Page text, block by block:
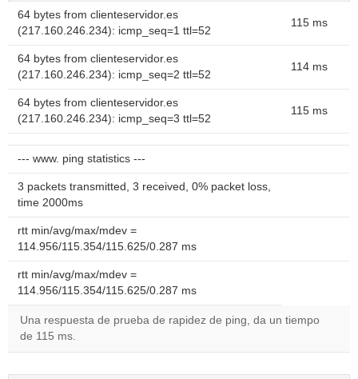
64 bytes from clienteservidor.es
(217.160.246.234): icmp_seq=1 ttl=52
115 ms
64 bytes from clienteservidor.es
(217.160.246.234): icmp_seq=2 ttl=52
114 ms
64 bytes from clienteservidor.es
(217.160.246.234): icmp_seq=3 ttl=52
115 ms
--- www. ping statistics ---
3 packets transmitted, 3 received, 0% packet loss,
time 2000ms
rtt min/avg/max/mdev =
114.956/115.354/115.625/0.287 ms
rtt min/avg/max/mdev =
114.956/115.354/115.625/0.287 ms
Una respuesta de prueba de rapidez de ping, da un tiempo
de 115 ms.